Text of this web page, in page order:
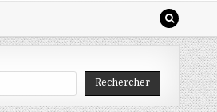
Rechercher